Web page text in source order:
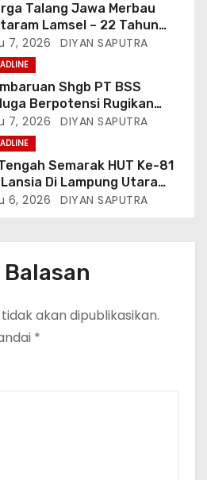
Talang Jawa Merbau
Lamsel – 22 Tahun
Vina Agustina Viral Di
Inginkan Kursi Roda
Kepala Perwakilan
Lampung Media
Tv Meminta Pemda
Bertindak
7, 2026 DIYAN SAPUTRA
Shgb PT BSS
Berpotensi Rugikan
Kementrian ATR/BPN Di
Di PTUN Jakarta
7, 2026 DIYAN SAPUTRA
Semarak HUT Ke-81
Lansia Di Lampung Utara
Memprihatinkan
6, 2026 DIYAN SAPUTRA
akan dipublikasikan.
*